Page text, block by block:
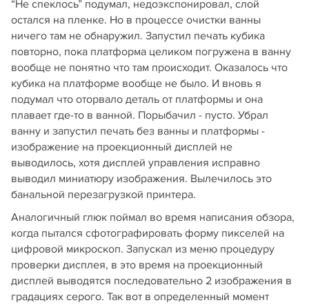
“Не спеклось” подумал, недоэкспонировал, слой
остался на пленке. Но в процессе очистки ванны
ничего там не обнаружил. Запустил печать кубика
повторно, пока платформа целиком погружена в ванну
вообще не понятно что там происходит. Оказалось что
кубика на платформе вообще не было. И вновь я
подумал что оторвало деталь от платформы и она
плавает где-то в ванной. Порыбачил - пусто. Убрал
ванну и запустил печать без ванны и платформы -
изображение на проекционный дисплей не
выводилось, хотя дисплей управления исправно
выводил миниатюру изображения. Вылечилось это
банальной перезагрузкой принтера.
Аналогичный глюк поймал во время написания обзора,
когда пытался сфотографировать форму пикселей на
цифровой микроскоп. Запускал из меню процедуру
проверки дисплея, в это время на проекционный
дисплей выводятся последовательно 2 изображения в
градациях серого. Так вот в определенный момент